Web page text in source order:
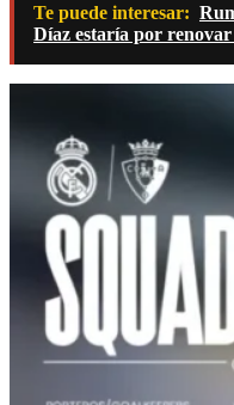
Te puede interesar:
Díaz estaría por